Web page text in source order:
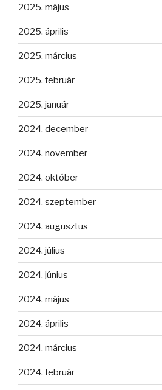
2025. május
2025. április
2025. március
2025. február
2025. január
2024. december
2024. november
2024. október
2024. szeptember
2024. augusztus
2024. július
2024. június
2024. május
2024. április
2024. március
2024. február